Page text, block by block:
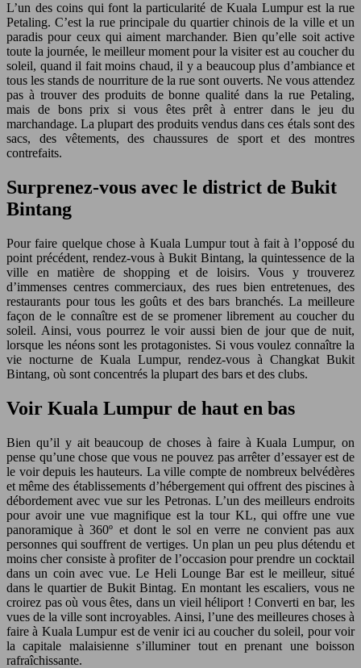
L’un des coins qui font la particularité de Kuala Lumpur est la rue
Petaling. C’est la rue principale du quartier chinois de la ville et un
paradis pour ceux qui aiment marchander. Bien qu’elle soit active
toute la journée, le meilleur moment pour la visiter est au coucher du
soleil, quand il fait moins chaud, il y a beaucoup plus d’ambiance et
tous les stands de nourriture de la rue sont ouverts. Ne vous attendez
pas à trouver des produits de bonne qualité dans la rue Petaling,
mais de bons prix si vous êtes prêt à entrer dans le jeu du
marchandage. La plupart des produits vendus dans ces étals sont des
sacs, des vêtements, des chaussures de sport et des montres
contrefaits.
Surprenez-vous avec le district de Bukit
Bintang
Pour faire quelque chose à Kuala Lumpur tout à fait à l’opposé du
point précédent, rendez-vous à Bukit Bintang, la quintessence de la
ville en matière de shopping et de loisirs. Vous y trouverez
d’immenses centres commerciaux, des rues bien entretenues, des
restaurants pour tous les goûts et des bars branchés. La meilleure
façon de le connaître est de se promener librement au coucher du
soleil. Ainsi, vous pourrez le voir aussi bien de jour que de nuit,
lorsque les néons sont les protagonistes. Si vous voulez connaître la
vie nocturne de Kuala Lumpur, rendez-vous à Changkat Bukit
Bintang, où sont concentrés la plupart des bars et des clubs.
Voir Kuala Lumpur de haut en bas
Bien qu’il y ait beaucoup de choses à faire à Kuala Lumpur, on
pense qu’une chose que vous ne pouvez pas arrêter d’essayer est de
le voir depuis les hauteurs. La ville compte de nombreux belvédères
et même des établissements d’hébergement qui offrent des piscines à
débordement avec vue sur les Petronas. L’un des meilleurs endroits
pour avoir une vue magnifique est la tour KL, qui offre une vue
panoramique à 360º et dont le sol en verre ne convient pas aux
personnes qui souffrent de vertiges. Un plan un peu plus détendu et
moins cher consiste à profiter de l’occasion pour prendre un cocktail
dans un coin avec vue. Le Heli Lounge Bar est le meilleur, situé
dans le quartier de Bukit Bintag. En montant les escaliers, vous ne
croirez pas où vous êtes, dans un vieil héliport ! Converti en bar, les
vues de la ville sont incroyables. Ainsi, l’une des meilleures choses à
faire à Kuala Lumpur est de venir ici au coucher du soleil, pour voir
la capitale malaisienne s’illuminer tout en prenant une boisson
rafraîchissante.